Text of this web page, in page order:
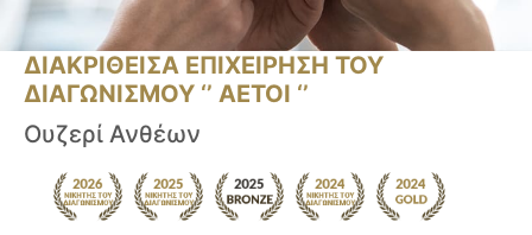
ΔΙΑΚΡΙΘΕΙΣΑ ΕΠΙΧΕΙΡΗΣΗ ΤΟΥ
ΔΙΑΓΩΝΙΣΜΟΥ ‘’ ΑΕΤΟΙ ‘’
Ουζερί Ανθέων